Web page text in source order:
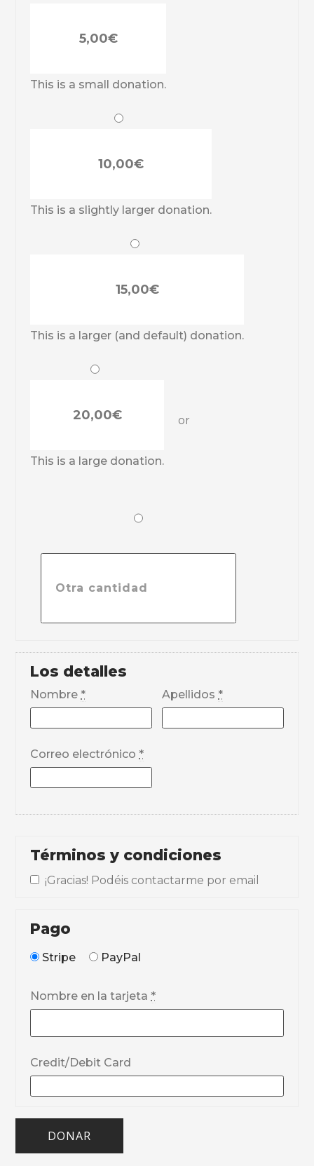
5,00€
This is a small donation.
10,00€
This is a slightly larger donation.
15,00€
This is a larger (and default) donation.
20,00€
This is a large donation.
or
Los detalles
Nombre* Apellidos*
Correo electrónico*
Términos y condiciones
¡Gracias! Podéis contactarme por email
Pago
Stripe PayPal
Nombre en la tarjeta*
Credit/Debit Card
DONAR